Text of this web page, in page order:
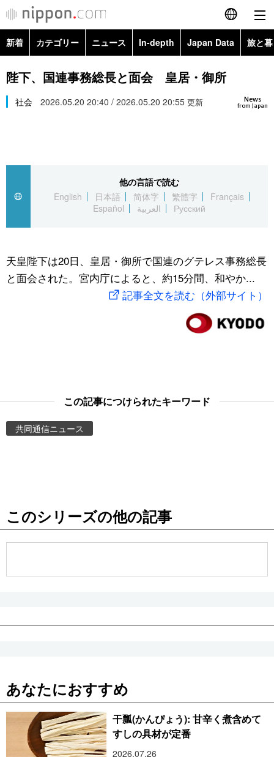
English
简体字
繁體字
العربية
社会
スポーツ・東京2020
旅と暮らし
Images
新着 カテゴリー ニュース In-depth Japan Data 旅と
政治・外交
経済・ビジネス
社会
文化
科学・技術
暮らし
Topics
Images
お知らせ
陛下、国連事務総長と面会 皇居・御所
News
from Japan
社会 2026.05.20 20:40 / 2026.05.20 20:55 更新
他の言語で読む
English
日本語 简体字 繁體字
Français
Español
العربية Русский
天皇陛下は20日、皇居・御所で国連のグテレス事務総長
と面会された。宮内庁によると、約15分間、和やか...
記事全文を読む（外部サイト）
この記事につけられたキーワード
共同通信ニュース
このシリーズの他の記事
あなたにおすすめ
干瓢(かんぴょう): 甘辛く煮含めて
すしの具材が定番
2026.07.26